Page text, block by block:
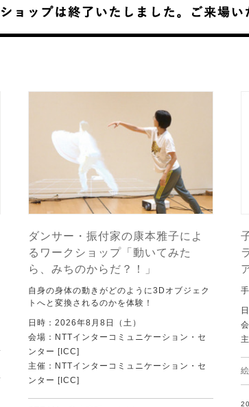
ダンサー・振付家の康本雅子によ
るワークショップ「動いてみた
ら、みちのからだ？！」
自身の身体の動きがどのように3Dオブジェク
トへと変換されるのかを体験！
日時：2026年8月8日（土）
会場：NTTインターコミュニケーション・セ
ンター [ICC]
主催：NTTインターコミュニケーション・セ
ンター [ICC]